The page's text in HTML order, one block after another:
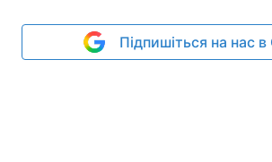
Підпишіться на нас